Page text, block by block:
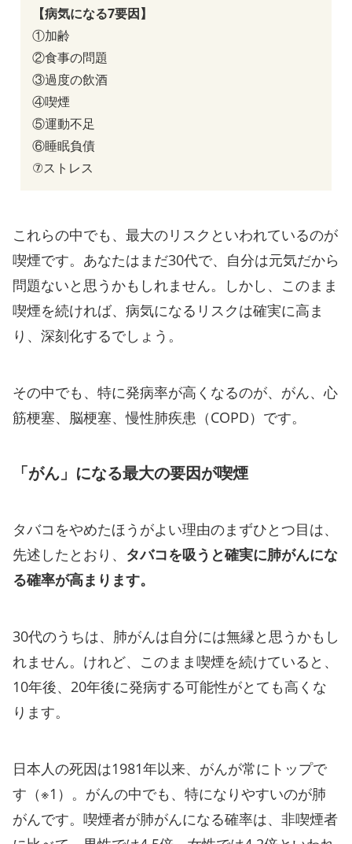
【病気になる7要因】
①加齢
②食事の問題
③過度の飲酒
④喫煙
⑤運動不足
⑥睡眠負債
⑦ストレス
これらの中でも、最大のリスクといわれているのが
喫煙です。あなたはまだ30代で、自分は元気だから
問題ないと思うかもしれません。しかし、このまま
喫煙を続ければ、病気になるリスクは確実に高ま
り、深刻化するでしょう。
その中でも、特に発病率が高くなるのが、がん、心
筋梗塞、脳梗塞、慢性肺疾患（COPD）です。
「がん」になる最大の要因が喫煙
タバコをやめたほうがよい理由のまずひとつ目は、
先述したとおり、 タバコを吸うと確実に肺がんにな
る確率が高まります。
30代のうちは、肺がんは自分には無縁と思うかもし
れません。けれど、このまま喫煙を続けていると、
10年後、20年後に発病する可能性がとても高くな
ります。
日本人の死因は1981年以来、がんが常にトップで
す（※1）。がんの中でも、特になりやすいのが肺
がんです。喫煙者が肺がんになる確率は、非喫煙者